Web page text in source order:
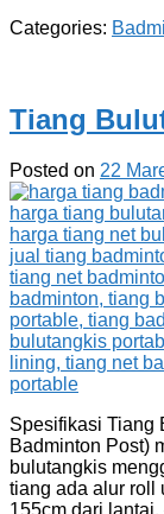
Categories:
Tiang
Posted on 22
Spesifikasi Tiang
Badminton Post)
bulutangkis
tiang ada alur roll
155cm dari